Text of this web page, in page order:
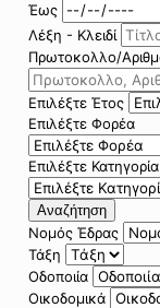
Έως
Λέξη - Κλειδί
Πρωτοκολλο/
Επιλέξτε Έτος
Επιλέξτε Φορέα
Επιλέξτε
Αναζήτηση
Νομός Έδρας
Τάξη
Οδοποιία
Οικοδομικά